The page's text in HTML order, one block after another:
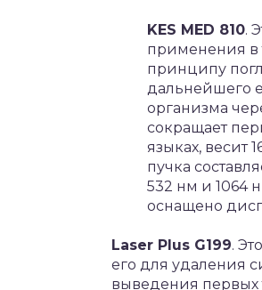
KES MED 810.
применения в
принципу
дальнейшего
организма
сокращает
языках, весит
пучка
532 нм и 1064
оснащено
Laser Plus G199.
его для удаления
выведения первых